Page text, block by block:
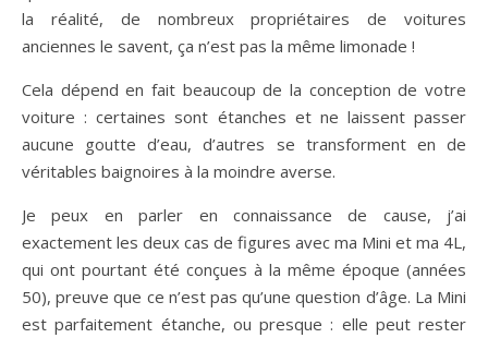
la réalité, de nombreux propriétaires de voitures
anciennes le savent, ça n’est pas la même limonade !
Cela dépend en fait beaucoup de la conception de votre
voiture : certaines sont étanches et ne laissent passer
aucune goutte d’eau, d’autres se transforment en de
véritables baignoires à la moindre averse.
Je peux en parler en connaissance de cause, j’ai
exactement les deux cas de figures avec ma Mini et ma 4L,
qui ont pourtant été conçues à la même époque (années
50), preuve que ce n’est pas qu’une question d’âge. La Mini
est parfaitement étanche, ou presque : elle peut rester